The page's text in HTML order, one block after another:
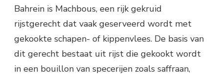
Bahrein is Machbous, een rijk gekruid
rijstgerecht dat vaak geserveerd wordt met
gekookte schapen- of kippenvlees. De basis van
dit gerecht bestaat uit rijst die gekookt wordt
in een bouillon van specerijen zoals saffraan,